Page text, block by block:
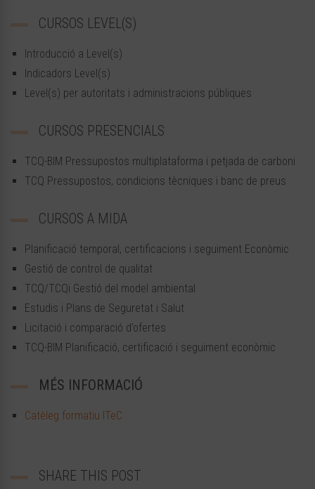
CURSOS LEVEL(S)
Introducció a Level(s)
Indicadors Level(s)
Level(s) per autoritats i administracions públiques
CURSOS PRESENCIALS
TCQ-BIM Pressupostos multiplataforma i petjada de carboni
TCQ Pressupostos, condicions tècniques i banc de preus
CURSOS A MIDA
Planificació temporal, certificacions i seguiment Econòmic
Gestió de control de qualitat
TCQ/TCQi Gestió del model ambiental
Estudis i Plans de Seguretat i Salut
Licitació i comparació d’ofertes
TCQ-BIM Planificació, certificació i seguiment econòmic
MÉS INFORMACIÓ
Catèleg formatiu ITeC
SHARE THIS POST